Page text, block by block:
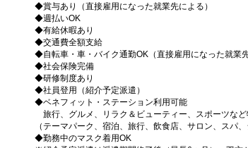
◆賞与あり（直接雇用になった就業先による）
◆週払いOK
◆有給休暇あり
◆交通費全額支給
◆自転車・車・バイク通勤OK（直接雇用になった就業先
◆社会保険完備
◆研修制度あり
◆社員登用（紹介予定派遣）
◆ベネフィット・ステーション利用可能
旅行、グルメ、リラク＆ビューティー、スポーツなど
（テーマパーク、宿泊、旅行、飲食店、サロン、スパ、
◆勤務中のマスク着用OK